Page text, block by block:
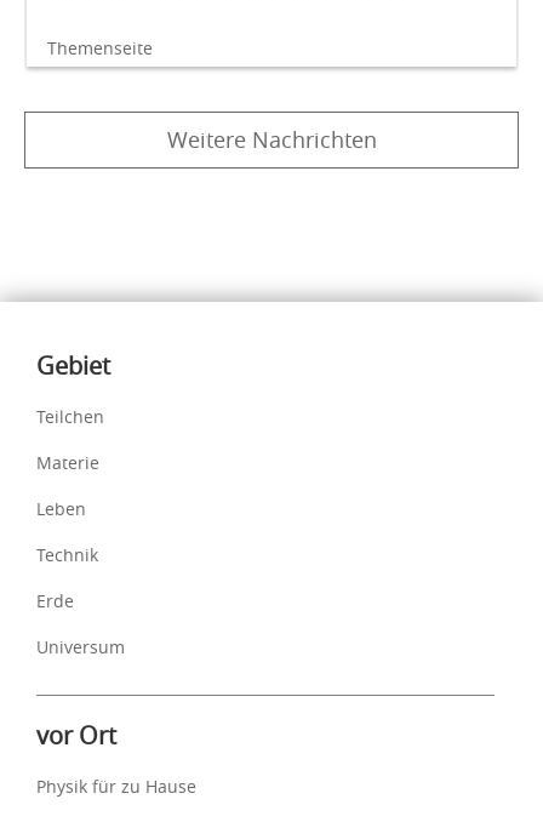
Themenseite
Weitere Nachrichten
Inhalte
Gebiet
Teilchen
Materie
Leben
Technik
Erde
Universum
vor Ort
Physik für zu Hause